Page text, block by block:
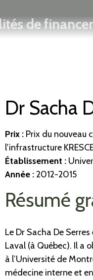
au
contenu
de
Dr Sacha
Prix : Prix du nouveau
l'infrastructure
Établissement :
Année :2012-2015
Résumé
Le Dr Sacha De
Laval (à Québec). Il a
à l’Université de
médecine interne et